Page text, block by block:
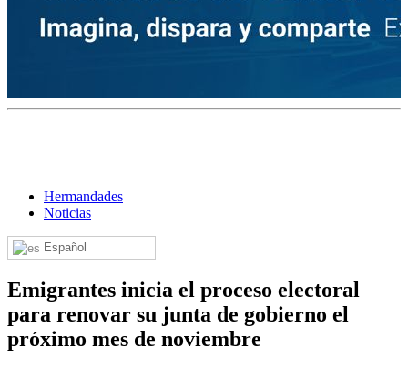
Hermandades
Noticias
Español
Emigrantes inicia el proceso electoral
para renovar su junta de gobierno el
próximo mes de noviembre
¿En qué puedo ayudarte?
¿Cuándo se construyó la primera ermita?
El traslado cada siete años
¿Cuales son los actos principales que se celebran en el
Quiero hacer el camino,¿que tengo que hacer?
En el Rocío, ¿dónde me alojo?